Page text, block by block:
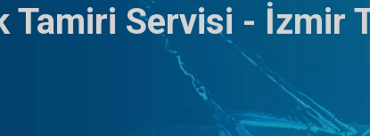
Tamiri Servisi - İzmir